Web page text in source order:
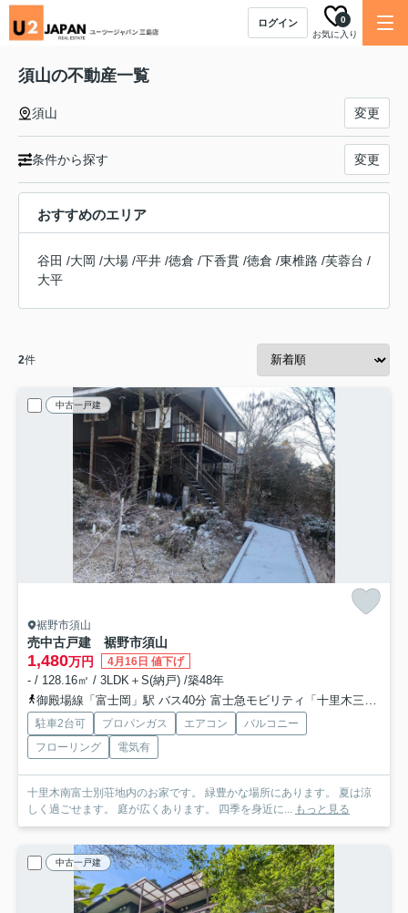
ログイン
お気に入り
0
須山の不動産一覧
須山 変更
条件から探す 変更
おすすめのエリア
谷田 /大岡 /大場 /平井 /徳倉 /下香貫 /徳倉 /東椎路 /芙蓉台 /
大平
2件
中古一戸建
裾野市須山
売中古戸建 裾野市須山
1,480万円 4月16日 値下げ
- / 128.16㎡ / 3LDK＋S(納戸) /築48年
御殿場線「富士岡」駅 バス40分 富士急モビリティ「十里木三丁目」 停歩54分
駐車2台可 プロパンガス エアコン
バルコニー
フローリング
電気有
十里木南富士別荘地内のお家です。 緑豊かな場所にあります。 夏は涼
しく過ごせます。 庭が広くあります。 四季を身近に... もっと見る
中古一戸建